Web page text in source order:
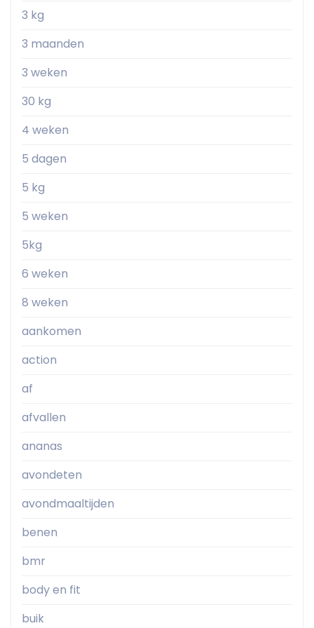
3 kg
3 maanden
3 weken
30 kg
4 weken
5 dagen
5 kg
5 weken
5kg
6 weken
8 weken
aankomen
action
af
afvallen
ananas
avondeten
avondmaaltijden
benen
bmr
body en fit
buik